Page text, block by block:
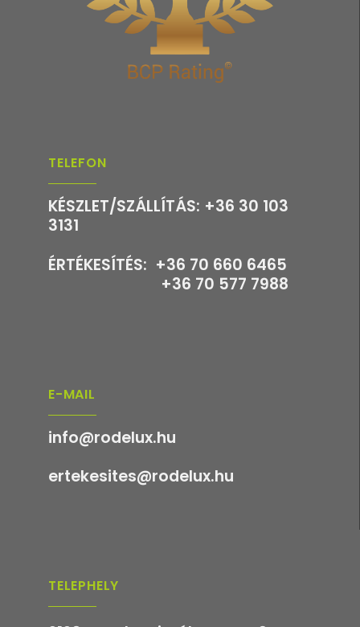
TELEFON
KÉSZLET/SZÁLLÍTÁS: +36 30 103
3131
ÉRTÉKESÍTÉS: +36 70 660 6465
+36 70 577 7988
E-MAIL
info@rodelux.hu
ertekesites@rodelux.hu
TELEPHELY